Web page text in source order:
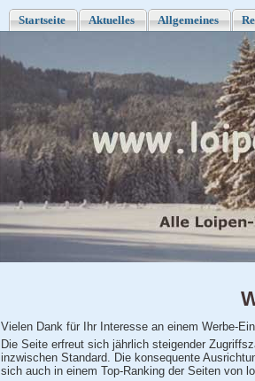
Startseite Aktuelles Allgemeines
Vielen Dank für Ihr Interesse an einem Werbe-
Die Seite erfreut sich jährlich steigender
inzwischen Standard. Die konsequente
sich auch in einem Top-Ranking der Seiten von